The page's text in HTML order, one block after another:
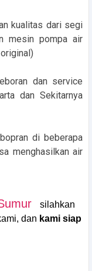
kualitas dari segi
mesin pompa air
dan service
dan Sekitarnya
di beberapa
menghasilkan air
silahkan
dan kami siap